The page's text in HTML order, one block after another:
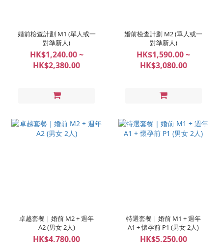
婚前檢查計劃 M1 (單人或一
對準新人)
HK$1,240.00 ~
HK$2,380.00
婚前檢查計劃 M2 (單人或一
對準新人)
HK$1,590.00 ~
HK$3,080.00
卓越套餐｜婚前 M2 + 週年
A2 (男女 2人)
HK$4,780.00
特選套餐｜婚前 M1 + 週年
A1 + 懷孕前 P1 (男女 2人)
HK$5,250.00